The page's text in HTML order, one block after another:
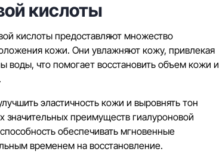
кислоты
кислоты предоставляют множество
кожи. Они увлажняют кожу, привлекая
воды, что помогает восстановить объем кожи и
эластичность кожи и выровнять тон
преимуществ гиалуроновой
обеспечивать мгновенные
временем на восстановление.